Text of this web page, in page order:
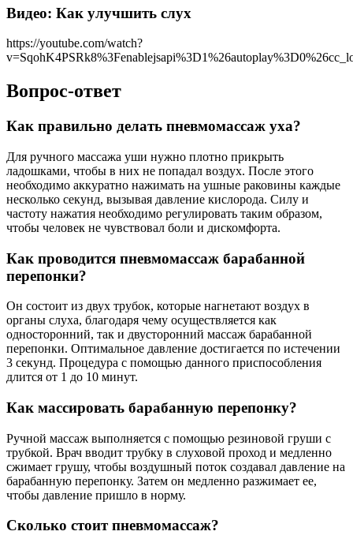
Видео: Как улучшить слух
https://youtube.com/watch?
Вопрос-ответ
Как правильно делать пневмомассаж уха?
Для ручного массажа уши нужно плотно прикрыть
ладошками, чтобы в них не попадал воздух. После этого
необходимо аккуратно нажимать на ушные раковины каждые
несколько секунд, вызывая давление кислорода. Силу и
частоту нажатия необходимо регулировать таким образом,
чтобы человек не чувствовал боли и дискомфорта.
Как проводится пневмомассаж барабанной
перепонки?
Он состоит из двух трубок, которые нагнетают воздух в
органы слуха, благодаря чему осуществляется как
односторонний, так и двусторонний массаж барабанной
перепонки. Оптимальное давление достигается по истечении
3 секунд. Процедура с помощью данного приспособления
длится от 1 до 10 минут.
Как массировать барабанную перепонку?
Ручной массаж выполняется с помощью резиновой груши с
трубкой. Врач вводит трубку в слуховой проход и медленно
сжимает грушу, чтобы воздушный поток создавал давление на
барабанную перепонку. Затем он медленно разжимает ее,
чтобы давление пришло в норму.
Сколько стоит пневмомассаж?